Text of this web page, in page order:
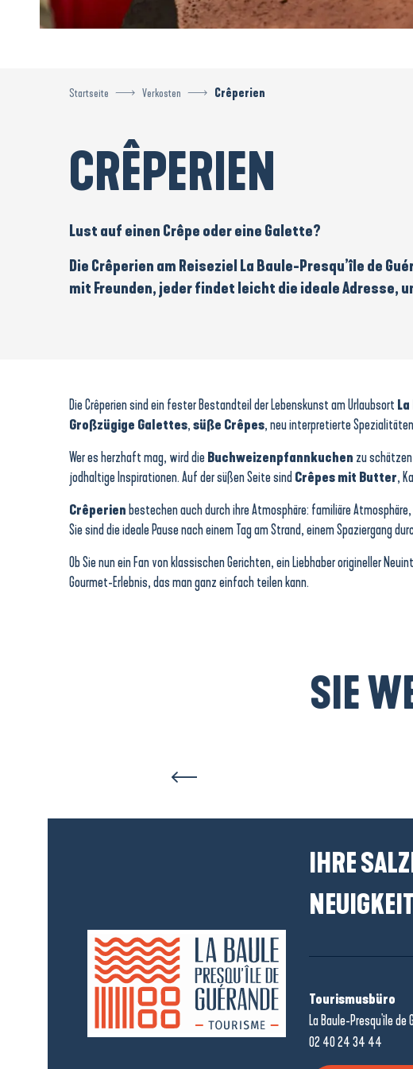
Startseite Verkosten Crêperien
CRÊPERIEN
Lust auf einen Crêpe oder eine Galette?
Die Crêperien am Reiseziel La Baule-Presqu’île de
mit Freunden, jeder findet leicht die ideale Adresse,
Die Crêperien sind ein fester Bestandteil der Lebenskunst am Urlaubsort
Großzügige Galettes,süße Crêpes, neu interpretierte
Wer es herzhaft mag, wird dieBuchweizenpfannkuchen zu
jodhaltige Inspirationen. Auf der süßen Seite sind Crêpes mit Butter,
Crêperien bestechen auch durch ihre Atmosphäre: familiäre
Sie sind die ideale Pause nach einem Tag am Strand, einem Spaziergang
Ob Sie nun ein Fan von klassischen Gerichten, ein Liebhaber origineller
Gourmet-Erlebnis, das man ganz einfach teilen kann.
SIE
IHRE
Tourismusbüro
La Baule-Presqu'île de
02 40 24 34 44